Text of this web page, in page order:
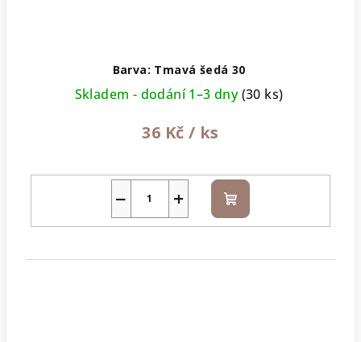
Barva: Tmavá šedá 30
Skladem - dodání 1–3 dny(30 ks)
36 Kč / ks
+
− Do
košíku